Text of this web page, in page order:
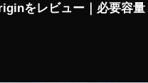
をレビュー｜必要容量